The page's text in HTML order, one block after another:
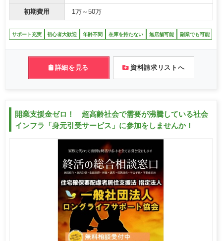
初期費用 1万～50万
サポート充実 初心者大歓迎 年齢不問 在庫を持たない 無店舗可能 副業でも可能
詳細を見る 資料請求リストへ
開業支援金ゼロ！ 超高齢社会で需要が沸騰している社会
インフラ「身元引受サービス」に参加をしませんか！